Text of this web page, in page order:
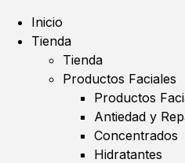
Inicio
Tienda
Tienda
Productos Faciales
Productos
Antiedad y
Concentrados
Hidratantes